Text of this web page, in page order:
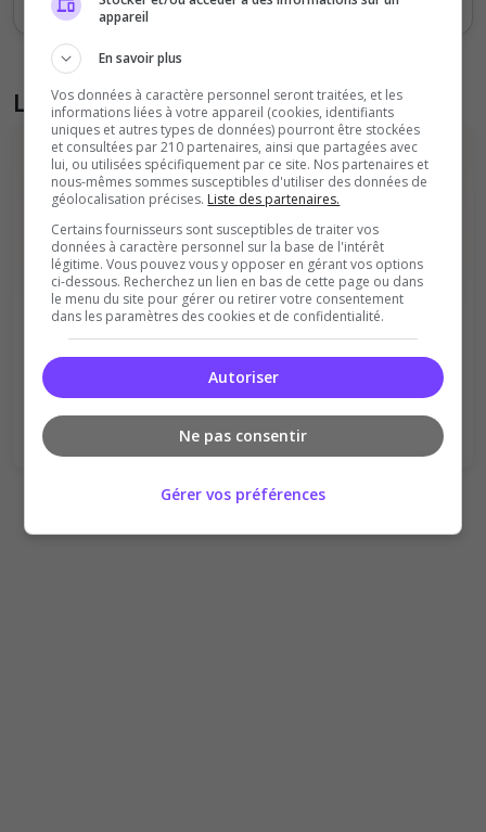
Liste des avis du serveur
Il n'y a pas encore d'avis sur ce serveur.
Qualité
Staff du serveur
Ambiance
Disponibilité
Donner le premier avis
appareil
En savoir plus
Vos données à caractère personnel seront traitées, et les
informations liées à votre appareil (cookies, identifiants
uniques et autres types de données) pourront être stockées
et consultées par 210 partenaires, ainsi que partagées avec
lui, ou utilisées spécifiquement par ce site. Nos partenaires et
nous-mêmes sommes susceptibles d'utiliser des données de
géolocalisation précises. Liste des partenaires.
Certains fournisseurs sont susceptibles de traiter vos
données à caractère personnel sur la base de l'intérêt
légitime. Vous pouvez vous y opposer en gérant vos options
ci-dessous. Recherchez un lien en bas de cette page ou dans
le menu du site pour gérer ou retirer votre consentement
dans les paramètres des cookies et de confidentialité.
Autoriser
Ne pas consentir
Gérer vos préférences